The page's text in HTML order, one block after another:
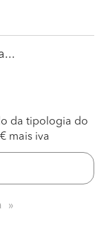
da tipologia do
mais iva